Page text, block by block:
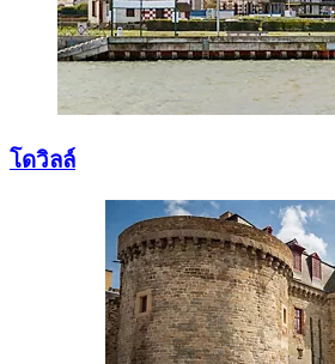
โดวิลล์